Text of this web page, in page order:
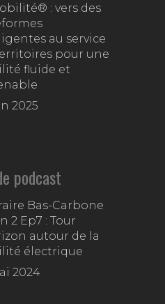
: vers des
au service
pour une
fluide et
2025
podcast
Bas-Carbone
2 Ep7 : Tour
autour de la
électrique
2024